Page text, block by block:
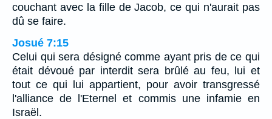
couchant avec la fille de Jacob, ce qui n'aurait pas
dû se faire.
Josué 7:15
Celui qui sera désigné comme ayant pris de ce qui
était dévoué par interdit sera brûlé au feu, lui et
tout ce qui lui appartient, pour avoir transgressé
l'alliance de l'Eternel et commis une infamie en
Israël.